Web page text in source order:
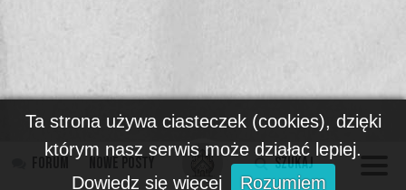
Szukaj
Ta strona używa ciasteczek (cookies), dzięki
którym nasz serwis może działać lepiej.
Dowiedz się więcej
Rozumiem